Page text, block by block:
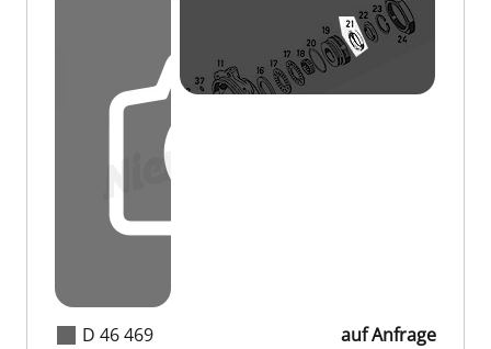
D 46 469 auf Anfrage